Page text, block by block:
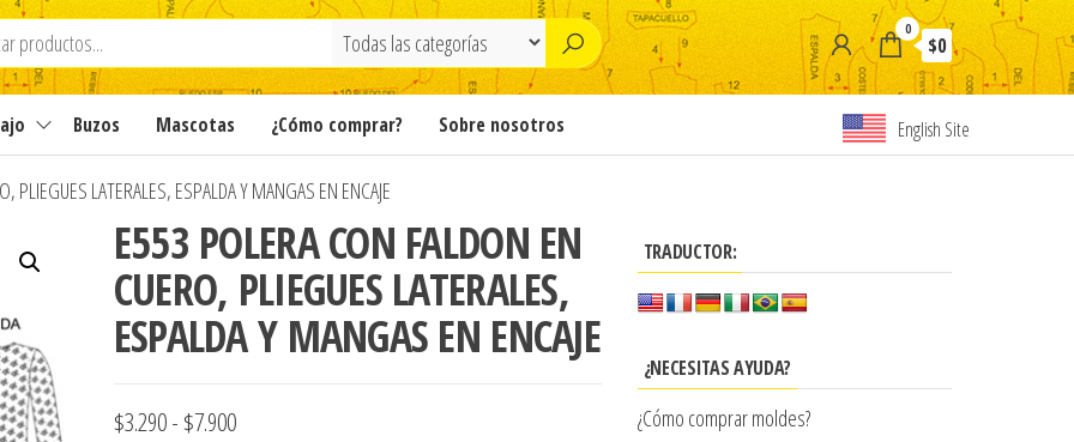
0
$0
Buzos Mascotas ¿Cómo comprar? Sobre nosotros English Site
PLIEGUES LATERALES, ESPALDA Y MANGAS EN ENCAJE
E553 POLERA CON FALDON EN
CUERO, PLIEGUES LATERALES,
ESPALDA Y MANGAS EN ENCAJE
$3.290- $7.900Rango
TRADUCTOR:
¿NECESITAS AYUDA?
¿Cómo comprar moldes?